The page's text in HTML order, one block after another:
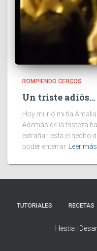
ROMPIENDO CERCOS
Un triste adiós…
Hoy murió mi tía
Además de la tristeza
extrañar, está el hecho
poder enterrar
Leer más
TUTORIALES RECETAS
Hestia |